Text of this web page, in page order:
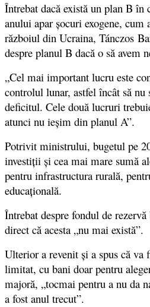
Întrebat dacă există un plan B în
anului apar șocuri exogene, cum
războiul din Ucraina, Tánczos
despre planul B dacă o să avem
„Cel mai important lucru este
controlul lunar, astfel încât să nu
deficitul. Cele două lucruri
atunci nu ieșim din planul A”.
Potrivit ministrului, bugetul pe
investiții și cea mai mare sumă
pentru infrastructura rurală,
educațională.
Întrebat despre fondul de
direct că acesta „nu mai există”.
Ulterior a revenit și a spus că va
limitat, cu bani doar pentru
majoră, „tocmai pentru a nu da
a fost anul trecut”.